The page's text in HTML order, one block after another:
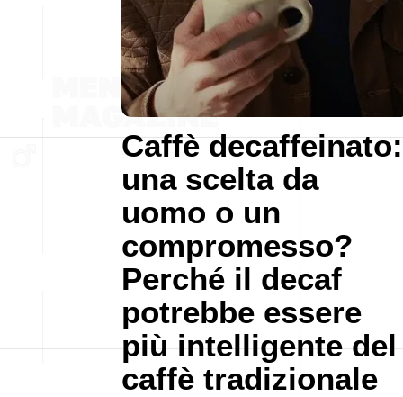
Caffè decaffeinato:
una scelta da
uomo o un
compromesso?
Perché il decaf
potrebbe essere
più intelligente del
caffè tradizionale